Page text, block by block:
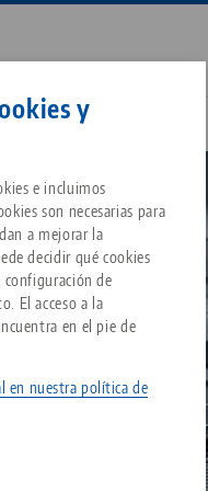
y
e incluimos
son necesarias para
a mejorar la
decidir qué cookies
configuración de
El acceso a la
en el pie de
en nuestra política de
de una sola fuente
de sujeción de punto
Grupo de
Tipos de productos
de productos
de LANG
de catálogo
ningún resultado.